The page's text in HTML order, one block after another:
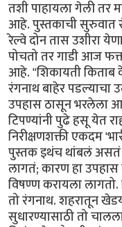
तशी पाहायला गेली तर
आहे. पुस्तकाची सुरुवात
रेल्वे दोन तास उशीरा
पोचतो तर गाडी आज
आहे. "शिकायती किताब
रंगनाथ बाहेर
उपहास ठासून भरलेला
टिपण्यांनी पुढे हसू येत
निरीक्षणशक्ती एकदम
पुस्तक इथंच थांबलं असतं
लागतं; कारण हा
विषण्ण करायला
तो रंगनाथ. शहरातून
सुधारण्यासाठी तो